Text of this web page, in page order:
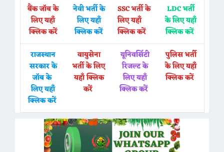
बैंक जॉब के
लिए यहाँ
क्लिक करें
नेवी भर्ती के
लिए यहाँ
क्लिक करें
SSC भर्ती के
लिए यहाँ
क्लिक करें
LDC भर्ती
के लिए यहाँ
क्लिक करें
राजस्थान
सरकार के
जॉब के
लिए यहाँ
क्लिक करें
वायुसेना
भर्ती के लिए
यहाँ क्लिक
करें
यूनिवर्सिटी
रिजल्ट के
लिए यहाँ
क्लिक करें
पुलिस भर्ती
के लिए यहाँ
क्लिक करें